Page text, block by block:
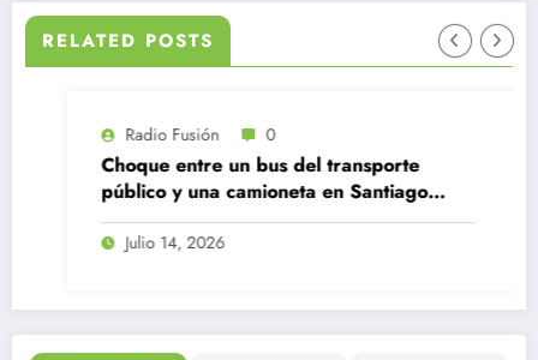
RELATED POSTS
Radio Fusión
Choque entre un bus del transporte
público y una camioneta en Santiago
Centro
Julio 14, 2026